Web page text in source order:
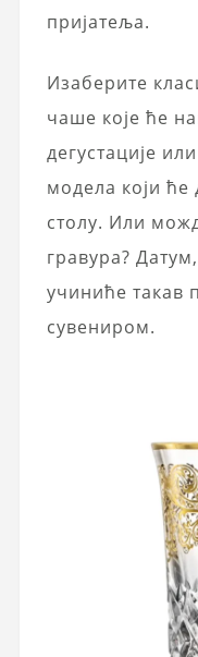
пријатеља.
Изаберите
чаше које ће
дегустације
модела који
столу. Или
гравура?
учиниће такав
сувениром.